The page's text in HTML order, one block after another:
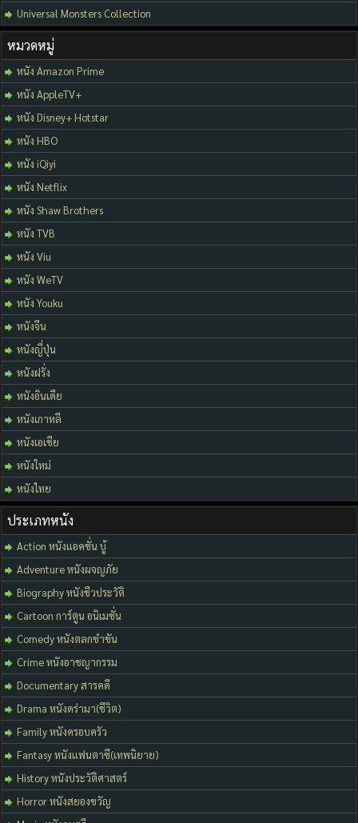
Universal Monsters Collection
หมวดหมู่
หนัง Amazon Prime
หนัง AppleTV+
หนัง Disney+ Hotstar
หนัง HBO
หนัง iQiyi
หนัง Netflix
หนัง Shaw Brothers
หนัง TVB
หนัง Viu
หนัง WeTV
หนัง Youku
หนังจีน
หนังญี่ปุ่น
หนังฝรั่ง
หนังอินเดีย
หนังเกาหลี
หนังเอเชีย
หนังใหม่
หนังไทย
ประเภทหนัง
Action หนังแอคชั่น บู้
Adventure หนังผจญภัย
Biography หนังชีวประวัติ
Cartoon การ์ตูน อนิเมชั่น
Comedy หนังตลกขำขัน
Crime หนังอาชญากรรม
Documentary สารคดี
Drama หนังดร่ามา(ชีวิต)
Family หนังครอบครัว
Fantasy หนังแฟนตาซี(เทพนิยาย)
History หนังประวัติศาสตร์
Horror หนังสยองขวัญ